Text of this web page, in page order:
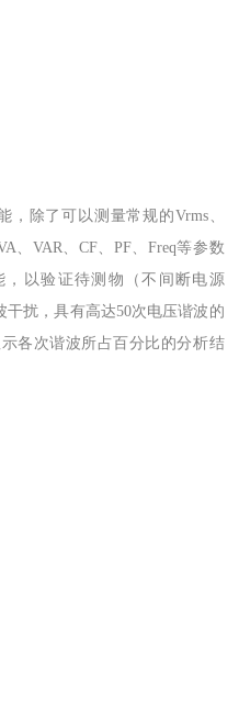
除了可以测量常规的Vrms、
、VAR、CF、PF、Freq等参数
以验证待测物（不间断电源
干扰，具有高达50次电压谐波的
各次谐波所占百分比的分析结